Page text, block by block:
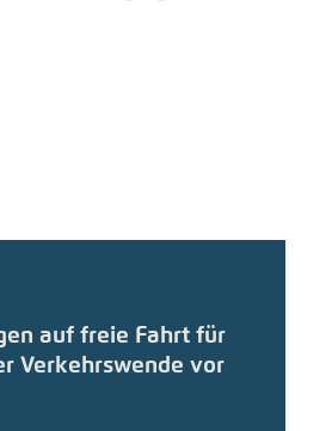
auf freie Fahrt für
Verkehrswende vor